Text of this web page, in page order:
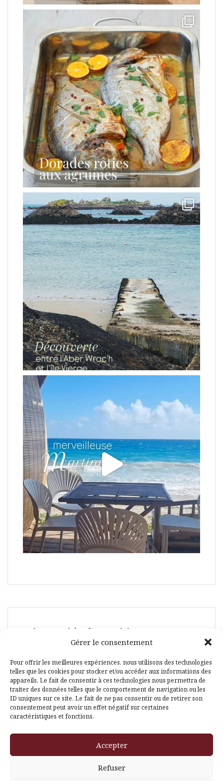
Gérer le consentement
Pour offrir les meilleures expériences, nous utilisons des technologies
telles que les cookies pour stocker et/ou accéder aux informations des
appareils. Le fait de consentir à ces technologies nous permettra de
traiter des données telles que le comportement de navigation ou les
ID uniques sur ce site. Le fait de ne pas consentir ou de retirer son
consentement peut avoir un effet négatif sur certaines
caractéristiques et fonctions.
Accepter
Refuser
Suivez-moi également ici :
Facebook
Pinterest